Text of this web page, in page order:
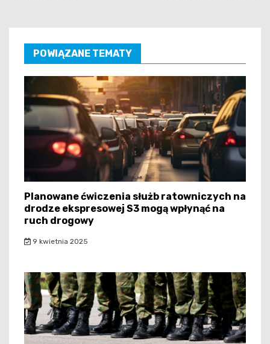
POWIĄZANE TEMATY
Planowane ćwiczenia służb ratowniczych na
drodze ekspresowej S3 mogą wpłynąć na
ruch drogowy
9 kwietnia 2025